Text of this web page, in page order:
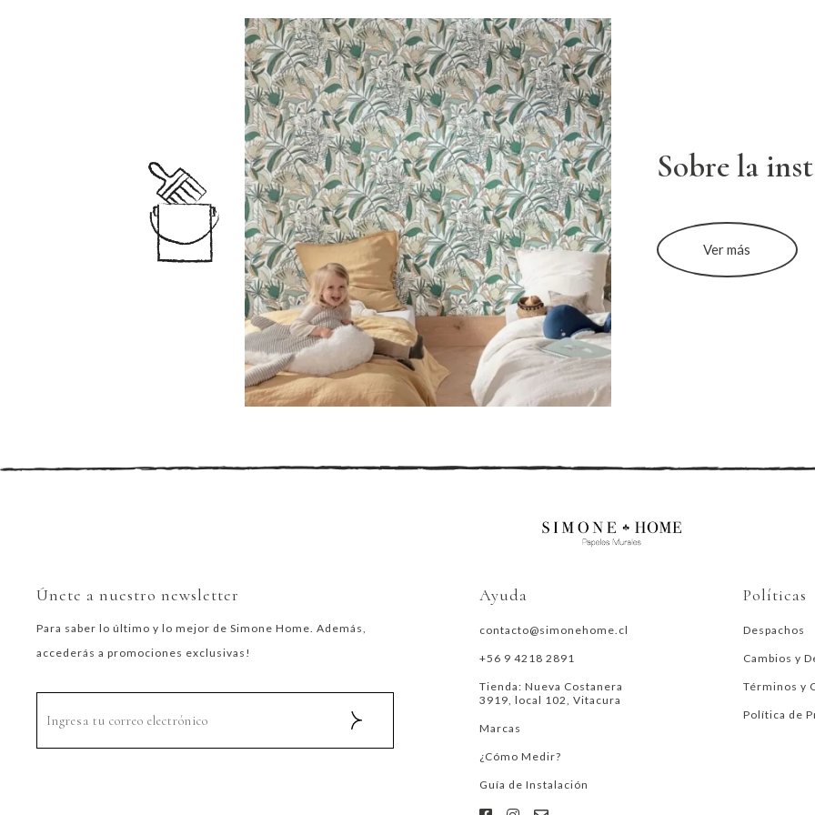
Sobre la
Ver más
Únete a nuestro newsletter
Para saber lo último y lo mejor de Simone Home. Además,
accederás a promociones exclusivas!
Ayuda
contacto@simonehome.cl
+56 9 4218 2891
Tienda: Nueva Costanera
3919, local 102, Vitacura
Marcas
¿Cómo Medir?
Guía de Instalación
Políticas
Despachos
Cambios y
Términos y
Política de